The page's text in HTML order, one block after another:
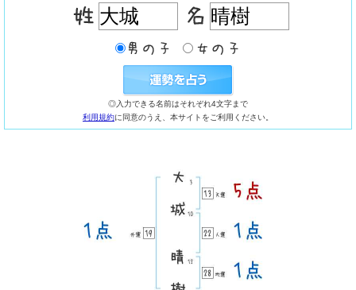
◎入力できる名前はそれぞれ4文字まで
利用規約に同意のうえ、本サイトをご利用ください。